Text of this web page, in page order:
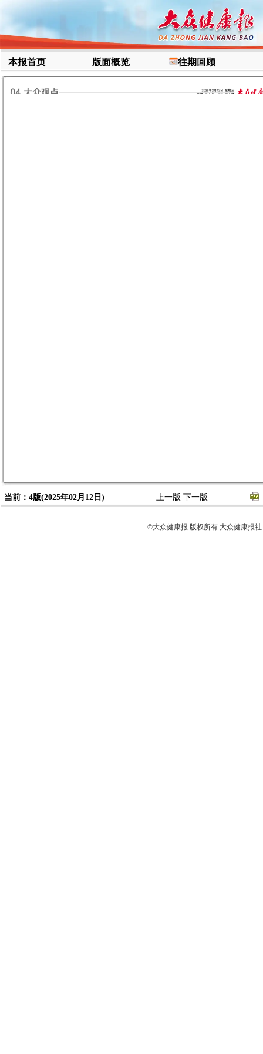
本报首页 版面概览 往期回顾
当前：4版(2025年02月12日) 上一版 下一版